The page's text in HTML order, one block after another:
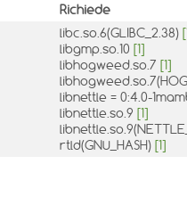
Richiede
libc.so.6(GLIBC_2.38)
libgmp.so.10 [1]
libhogweed.so.7 [1]
libnettle = 0:4.0-
libnettle.so.9 [1]
rtld(GNU_HASH) [1]